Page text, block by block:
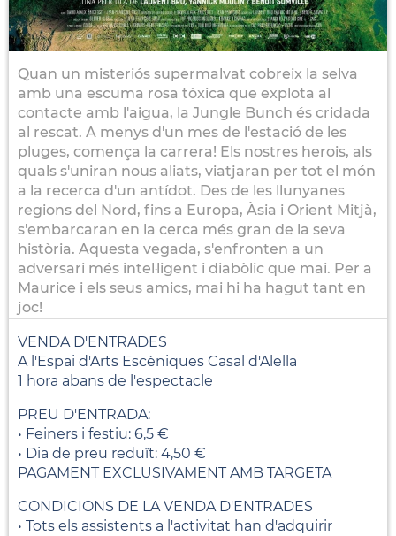
Quan un misteriós supermalvat cobreix la selva
amb una escuma rosa tòxica que explota al
contacte amb l'aigua, la Jungle Bunch és cridada
al rescat. A menys d'un mes de l'estació de les
pluges, comença la carrera! Els nostres herois, als
quals s'uniran nous aliats, viatjaran per tot el món
a la recerca d'un antídot. Des de les llunyanes
regions del Nord, fins a Europa, Àsia i Orient Mitjà,
s'embarcaran en la cerca més gran de la seva
història. Aquesta vegada, s'enfronten a un
adversari més intel·ligent i diabòlic que mai. Per a
Maurice i els seus amics, mai hi ha hagut tant en
joc!
VENDA D'ENTRADES
A l'Espai d'Arts Escèniques Casal d'Alella
1 hora abans de l'espectacle
PREU D'ENTRADA:
• Feiners i festiu: 6,5 €
• Dia de preu reduït: 4,50 €
PAGAMENT EXCLUSIVAMENT AMB TARGETA
CONDICIONS DE LA VENDA D'ENTRADES
• Tots els assistents a l'activitat han d'adquirir